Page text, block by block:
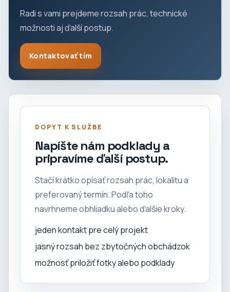
Radi s vami prejdeme rozsah prác, technické
možnosti aj ďalší postup.
Kontaktovať tím
DOPYT K SLUŽBE
Napíšte nám podklady a
pripravíme ďalší postup.
Stačí krátko opísať rozsah prác, lokalitu a
preferovaný termín. Podľa toho
navrhneme obhliadku alebo ďalšie kroky.
jeden kontakt pre celý projekt
jasný rozsah bez zbytočných obchádzok
možnosť priložiť fotky alebo podklady